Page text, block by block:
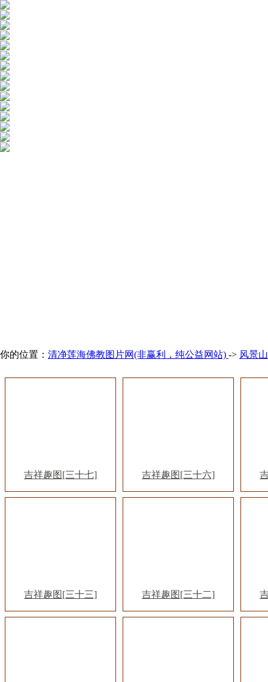
你的位置： 清净莲海佛教图片网(非赢利，纯公益网站) -> 风景
吉祥趣图[三十七] 吉祥趣图[三十六]
吉祥趣图[三十三] 吉祥趣图[三十二]